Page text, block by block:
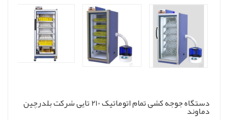
دستگاه جوجه کشی تمام اتوماتیک 210 تایی شرکت بلدرچین دماوند